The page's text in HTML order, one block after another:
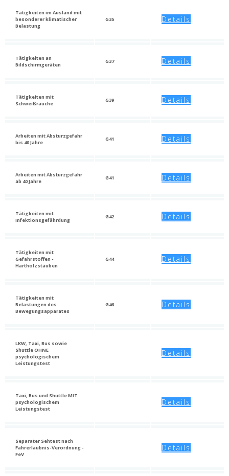
Tätigkeiten im Ausland mit
besonderer klimatischer
Belastung
G35 Details
Tätigkeiten an
Bildschirmgeräten
G37 Details
Tätigkeiten mit
Schweißrauche
G39 Details
Arbeiten mit Absturzgefahr
bis 40 Jahre
G41 Details
Arbeiten mit Absturzgefahr
ab 40 Jahre
G41 Details
Tätigkeiten mit
Infektionsgefährdung
G42 Details
Tätigkeiten mit
Gefahrstoffen -
Hartholzstäuben
G44 Details
Tätigkeiten mit
Belastungen des
Bewegungsapparates
G46 Details
LKW, Taxi, Bus sowie
Shuttle OHNE
psychologischem
Leistungstest
Details
Taxi, Bus und Shuttle MIT
psychologischem
Leistungstest
Details
Separater Sehtest nach
Fahrerlaubnis-Verordnung -
FeV
Details